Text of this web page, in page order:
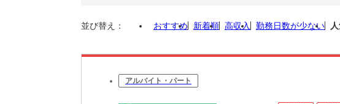
並び替え： おすすめ 新着順 高収入 勤務日数が少ない
アルバイト・パート